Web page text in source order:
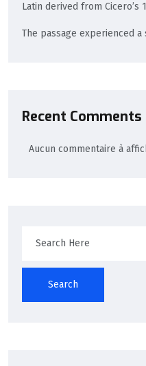
Latin derived from Cicero’s
The passage experienced
Recent Comments
Aucun commentaire à
Search